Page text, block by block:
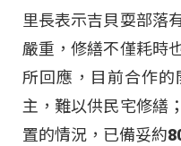
里長表示吉貝耍部落
嚴重，修繕不僅耗時
所回應，目前合作
主，難以供民宅修繕
置的情況，已備妥約